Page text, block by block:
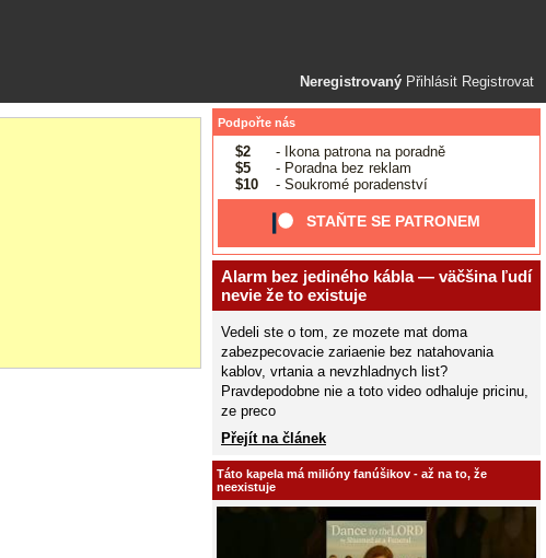
Neregistrovaný Přihlásit Registrovat
Podpořte nás
$2
- Ikona patrona na poradně
$5
- Poradna bez reklam
$10
- Soukromé poradenství
STAŇTE SE PATRONEM
Alarm bez jediného kábla — väčšina ľudí
nevie že to existuje
Vedeli ste o tom, ze mozete mat doma
zabezpecovacie zariaenie bez natahovania
kablov, vrtania a nevzhladnych list?
Pravdepodobne nie a toto video odhaluje pricinu,
ze preco
Přejít na článek
Táto kapela má milióny fanúšikov - až na to, že
neexistuje